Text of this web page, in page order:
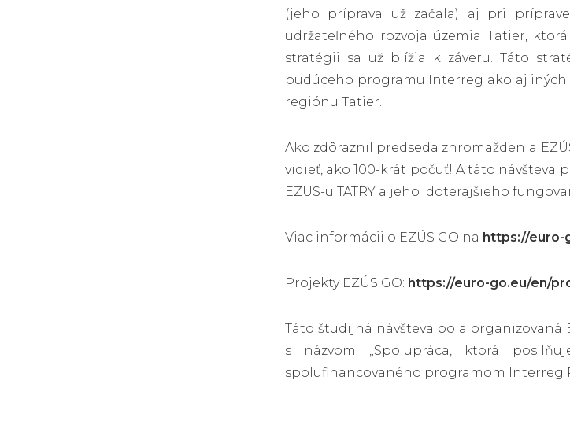
(jeho príprava už začala) aj pri
udržateľného rozvoja územia Tatier,
stratégii sa už blížia k záveru. Táto
budúceho programu Interreg ako aj
regiónu Tatier.
Ako zdôraznil predseda zhromaždenia
vidieť, ako 100-krát počuť! A táto návšteva
EZUS-u TATRY a jeho doterajšieho
Viac informácii o EZÚS GO na https://euro-
Projekty EZÚS GO: https://euro-go.eu/en/
Táto študijná návšteva bola organizovaná
s názvom „Spolupráca, ktorá
spolufinancovaného programom Interreg